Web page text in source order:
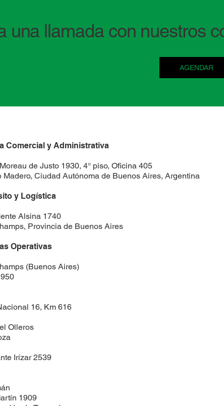
una llamada con nuestros
AGENDAR
Comercial y Administrativa
de Justo 1930, 4° piso, Oficina 405
Madero, Ciudad Autónoma de Buenos Aires, Argentina
y Logística
Alsina 1740
Provincia de Buenos Aires
Operativas
(Buenos Aires)
16, Km 616
Olleros
Irízar 2539
1909